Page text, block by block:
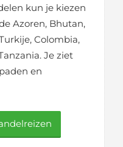
kun je kiezen
Azoren, Bhutan,
Colombia,
Je ziet
en